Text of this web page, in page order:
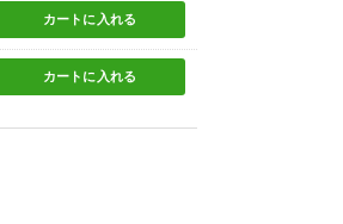
カートに 入れる
カートに 入れる